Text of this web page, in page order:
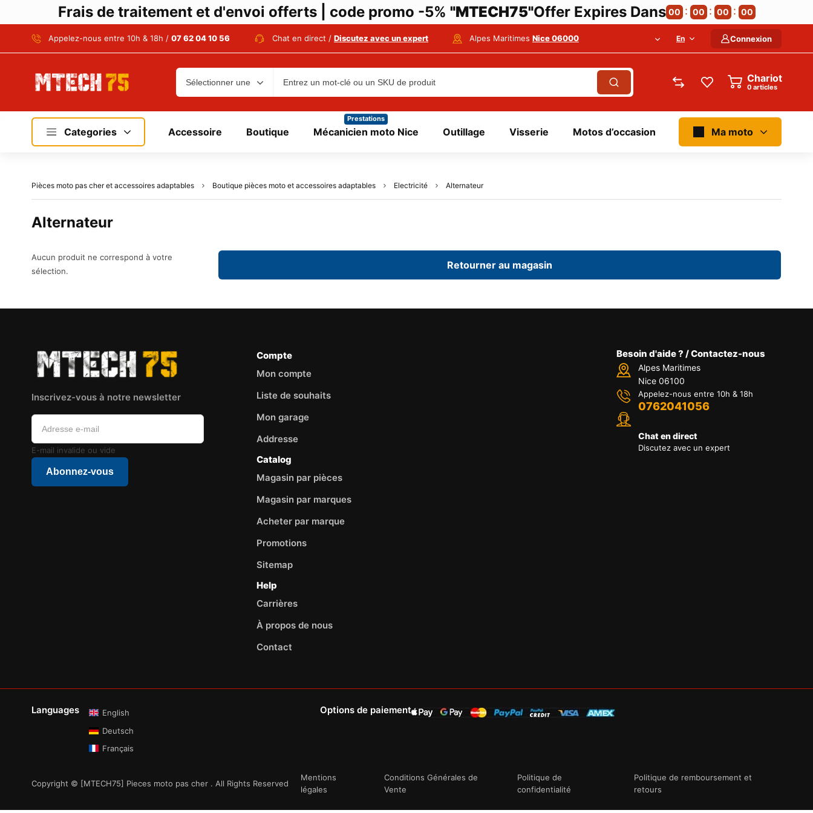
Frais de traitement et d'envoi offerts | code promo -5% "MTECH75"Offer Expires Dans 00 00 00 00
Appelez-nous entre 10h & 18h / 07 62 04 10 56 Chat en direct / Discutez avec un expert Alpes Maritimes Nice 06000 En Connexion
Chariot
articles
Categories Accessoire Boutique Mécanicien moto Nice
Prestations
Outillage Visserie Motos d’occasion Ma moto
Pièces moto pas cher et accessoires adaptables Boutique pièces moto et accessoires adaptables Electricité Alternateur
Alternateur
Aucun produit ne correspond à votre
sélection.
Retourner au magasin
Inscrivez-vous à notre newsletter
E-mail invalide ou vide
Abonnez-vous
Compte
Mon compte
Liste de souhaits
Mon garage
Addresse
Catalog
Magasin par pièces
Magasin par marques
Acheter par marque
Promotions
Sitemap
Help
Carrières
À propos de nous
Contact
Besoin d'aide ? / Contactez-nous
Alpes Maritimes
Nice 06100
Appelez-nous entre 10h & 18h
0762041056
Chat en direct
Discutez avec un expert
Languages
English
Deutsch
Français
Options de paiement
Copyright © [MTECH75] Pieces moto pas cher . All Rights Reserved
Mentions
légales
Conditions Générales de
Vente
Politique de
confidentialité
Politique de remboursement et
retours